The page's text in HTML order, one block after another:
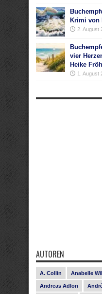
Krimi von
2. August
vier
Heike
1. August
AUTOREN
A. Collin Anabelle
Andreas Adlon